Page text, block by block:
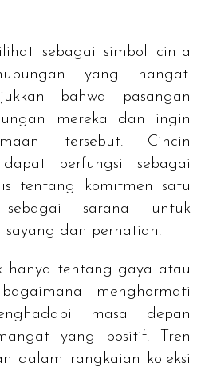
sebagai simbol cinta
yang hangat.
bahwa pasangan
mereka dan ingin
tersebut. Cincin
berfungsi sebagai
tentang komitmen satu
sarana untuk
sayang dan perhatian.
hanya tentang gaya atau
menghormati
masa depan
yang positif. Tren
dalam rangkaian koleksi